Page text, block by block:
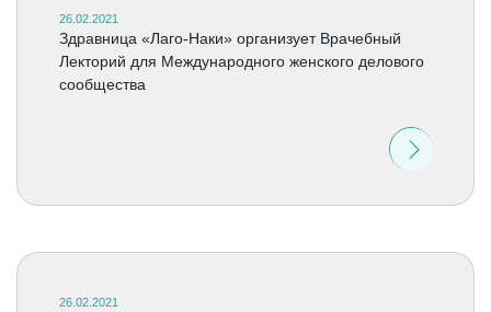
26.02.2021
Здравница «Лаго-Наки» организует Врачебный
Лекторий для Международного женского делового
сообщества
26.02.2021